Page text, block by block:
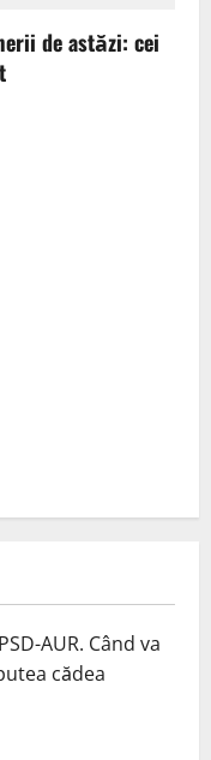
de astăzi: cei
AUR. Când va
cădea